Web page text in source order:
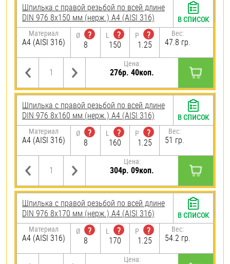
Шпилька с правой резьбой по всей длине
DIN 976 8х150 мм (нерж.) A4 (AISI 316)
Материал
A4 (AISI 316)
Ø
?
8
L
?
150
P
?
1.25
Вес:
47.8 гр.
Цена:
276р. 40коп.
В СПИСОК
Шпилька с правой резьбой по всей длине
DIN 976 8х160 мм (нерж.) A4 (AISI 316)
Материал
A4 (AISI 316)
Ø
?
8
L
?
160
P
?
1.25
Вес:
51 гр.
Цена:
304р. 09коп.
В СПИСОК
Шпилька с правой резьбой по всей длине
DIN 976 8х170 мм (нерж.) A4 (AISI 316)
Материал
A4 (AISI 316)
Ø
?
8
L
?
170
P
?
1.25
Вес:
54.2 гр.
Цена:
В СПИСОК